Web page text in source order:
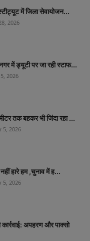
में जिला सेवायोजन...
2026
में ड्यूटी पर जा रही स्टाफ...
2026
तक बहकर भी जिंदा रहा ...
5, 2026
हारे हम ,चुनाव में ह...
5, 2026
अपहरण और पाक्सो